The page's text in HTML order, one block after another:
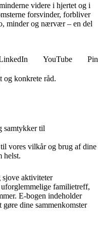
videre i hjertet og i
forsvinder, forbliver
minder og nærvær – en del
YouTube
konkrete råd.
samtykker til
vores vilkår og brug af dine
helst.
aktiviteter
familietreff,
E-bogen indeholder
dine sammenkomster